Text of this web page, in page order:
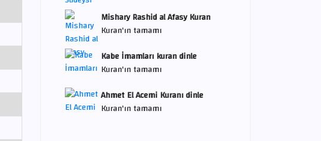
Mishary Rashid al Afasy Kuran
Kuran'ın tamamı
Kabe İmamları kuran dinle
Kuran'ın tamamı
Ahmet El Acemi Kuranı dinle
Kuran'ın tamamı